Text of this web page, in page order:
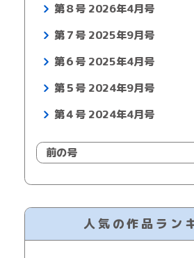
第８号 2026年4月号
第７号 2025年9月号
第６号 2025年4月号
第５号 2024年9月号
第４号 2024年4月号
前の号
人気の作品ラン